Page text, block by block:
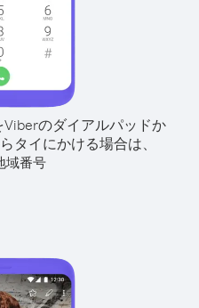
のダイアルパッドか
タイにかける場合は、
域番号